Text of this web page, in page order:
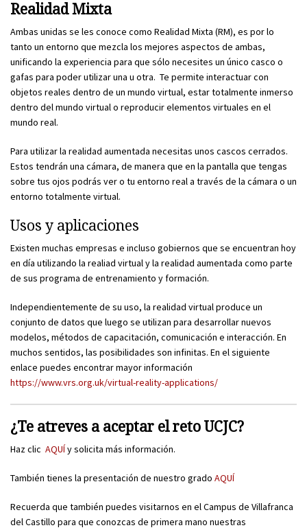
Realidad Mixta
Ambas unidas se les conoce como Realidad Mixta (RM), es por lo
tanto un entorno que mezcla los mejores aspectos de ambas,
unificando la experiencia para que sólo necesites un único casco o
gafas para poder utilizar una u otra. Te permite interactuar con
objetos reales dentro de un mundo virtual, estar totalmente inmerso
dentro del mundo virtual o reproducir elementos virtuales en el
mundo real.
Para utilizar la realidad aumentada necesitas unos cascos cerrados.
Estos tendrán una cámara, de manera que en la pantalla que tengas
sobre tus ojos podrás ver o tu entorno real a través de la cámara o un
entorno totalmente virtual.
Usos y aplicaciones
Existen muchas empresas e incluso gobiernos que se encuentran hoy
en día utilizando la realiad virtual y la realidad aumentada como parte
de sus programa de entrenamiento y formación.
Independientemente de su uso, la realidad virtual produce un
conjunto de datos que luego se utilizan para desarrollar nuevos
modelos, métodos de capacitación, comunicación e interacción. En
muchos sentidos, las posibilidades son infinitas. En el siguiente
enlace puedes encontrar mayor información
https://www.vrs.org.uk/virtual-reality-applications/
¿Te atreves a aceptar el reto UCJC?
Haz clic AQUÍy solicita más información.
También tienes la presentación de nuestro grado AQUÍ
Recuerda que también puedes visitarnos en el Campus de Villafranca
del Castillo para que conozcas de primera mano nuestras